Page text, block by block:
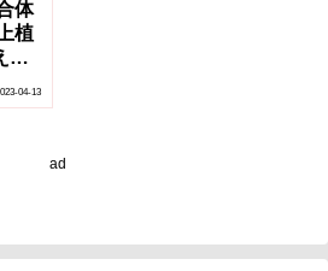
体
植
、
04-13
ad